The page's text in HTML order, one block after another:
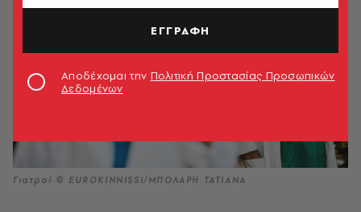
Γιατροί © EUROKINNISSI/ΜΠΟΛΑΡΗ ΤΑΤΙΑΝΑ
ΕΓΓΡΑΦΗ
Αποδέχομαι την Πολιτική Προστασίας Προσωπικών
Δεδομένων